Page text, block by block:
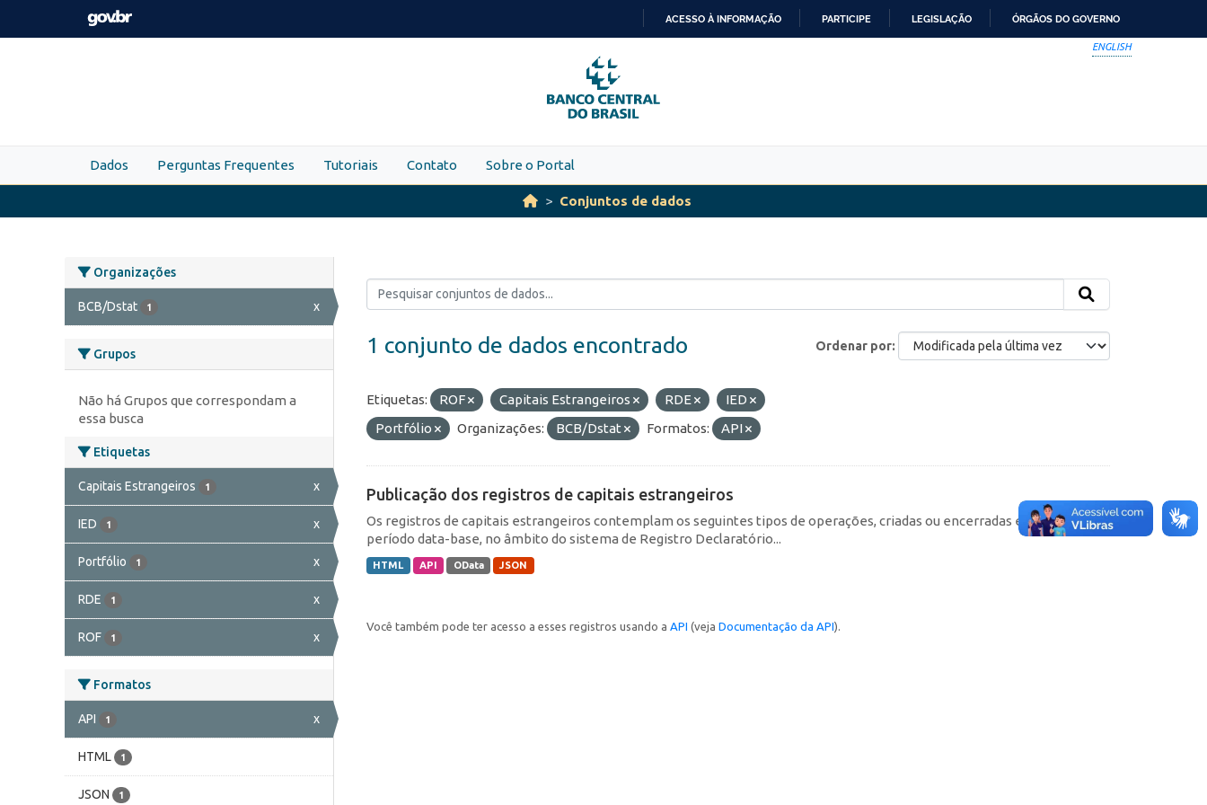
Skip to main content
PARA
O
CONTEÚDO
ACESSO À INFORMAÇÃO PARTICIPE LEGISLAÇÃO ÓRGÃOS DO GOVERNO
ENGLISH
Dados Perguntas Frequentes Tutoriais Contato Sobre o Portal
Conjuntos de dados
Organizações
BCB/Dstat 1 x
Grupos
Não há Grupos que correspondam a
essa busca
Etiquetas
Capitais Estrangeiros 1 x
IED 1 x
Portfólio 1 x
RDE 1 x
ROF 1 x
Formatos
API 1 x
HTML 1
JSON 1
Ordenar por
1 conjunto de dados encontrado
Etiquetas: ROF Capitais Estrangeiros RDE
IED
Portfólio
Organizações: BCB/Dstat Formatos: API
Publicação dos registros de capitais estrangeiros
Os registros de capitais estrangeiros contemplam os seguintes tipos de operações, criadas ou encerradas em cada
período data-base, no âmbito do sistema de Registro Declaratório...
HTML API OData JSON
Você também pode ter acesso a esses registros usando a API (veja Documentação da API).